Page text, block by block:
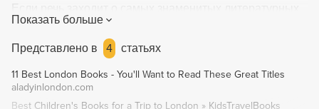
медведях, англичане наряду с Винни-Пухом
обязательно называют и Паддингтона. Дружелюбный,
любознательный, трудолюбивый медвежонок никогда
не сидит сложа лапы: он всегда готов помочь в
ремонте, приготовить обед, подстричь газон, перешить
Показать больше
Представлено в
4 статьях
11 Best London Books - You'll Want to Read These Great Titles
aladyinlondon.com
Best Children's Books for a Trip to London » KidsTravelBooks